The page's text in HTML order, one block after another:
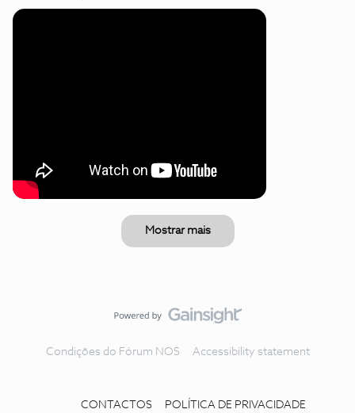
Mostrar mais
Condições do Fórum NOS Accessibility statement
CONTACTOS POLÍTICA DE PRIVACIDADE